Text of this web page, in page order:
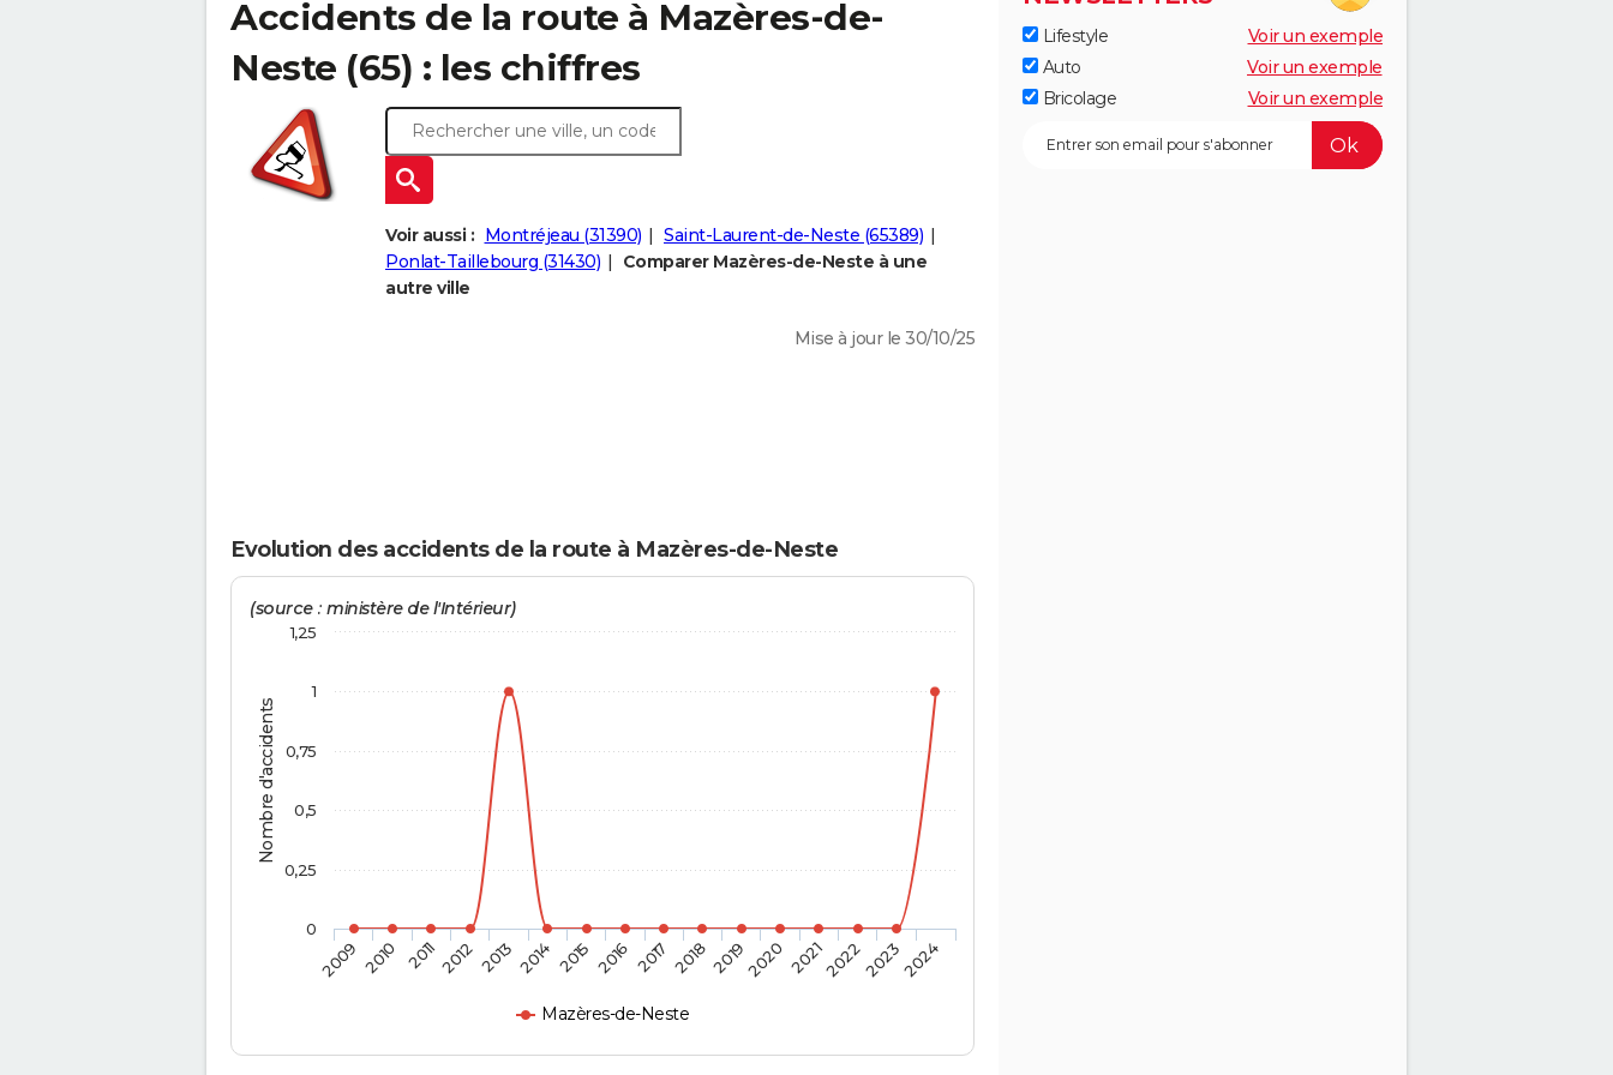
Accidents de la route à Mazères-de-
Neste (65) : les chiffres
Voir aussi : Montréjeau (31390)
Saint-Laurent-de-Neste (65389)
Ponlat-Taillebourg (31430)
Comparer Mazères-de-Neste à une
autre ville
Mise à jour le 30/10/25
Evolution des accidents de la route à Mazères-de-Neste
Nombre d'accidents
(source : ministère de l'Intérieur)
Mazères-de-Neste
2009 2010 20112012 2013 2014 2015 2016 2017 201820192020 2021202220232024
0
0,25
0,5
0,75
1
1,25
Lifestyle
Voir un exemple
Auto
Voir un exemple
Bricolage
Voir un exemple